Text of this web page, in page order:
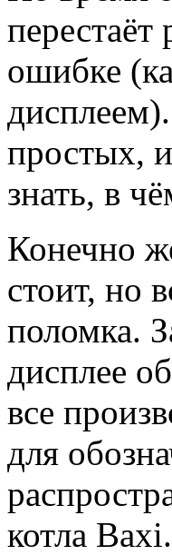
ошибке
простых,
знать, в
Конечно
стоит, но
поломка.
дисплее
все
для
котла Baxi.